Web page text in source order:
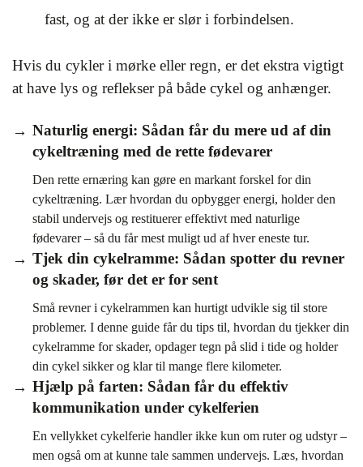
fast, og at der ikke er slør i forbindelsen.
Hvis du cykler i mørke eller regn, er det ekstra vigtigt
at have lys og reflekser på både cykel og anhænger.
Naturlig energi: Sådan får du mere ud af din
cykeltræning med de rette fødevarer
Den rette ernæring kan gøre en markant forskel for din
cykeltræning. Lær hvordan du opbygger energi, holder den
stabil undervejs og restituerer effektivt med naturlige
fødevarer – så du får mest muligt ud af hver eneste tur.
Tjek din cykelramme: Sådan spotter du revner
og skader, før det er for sent
Små revner i cykelrammen kan hurtigt udvikle sig til store
problemer. I denne guide får du tips til, hvordan du tjekker din
cykelramme for skader, opdager tegn på slid i tide og holder
din cykel sikker og klar til mange flere kilometer.
Hjælp på farten: Sådan får du effektiv
kommunikation under cykelferien
En vellykket cykelferie handler ikke kun om ruter og udstyr –
men også om at kunne tale sammen undervejs. Læs, hvordan